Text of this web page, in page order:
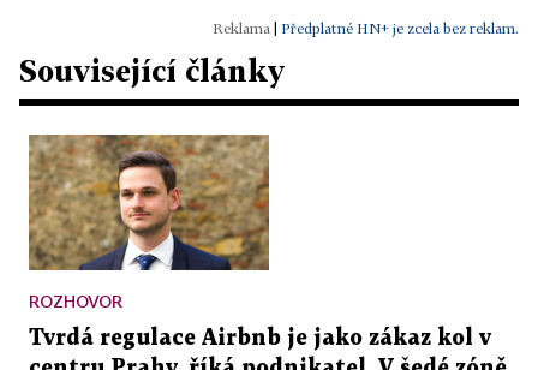
Předplatné HN+ je zcela bez reklam.
Související články
ROZHOVOR
Tvrdá regulace Airbnb je jako zákaz kol v